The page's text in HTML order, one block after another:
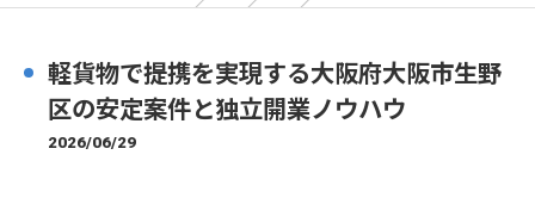
軽貨物で提携を実現する大阪府大阪市生野
区の安定案件と独立開業ノウハウ
2026/06/29